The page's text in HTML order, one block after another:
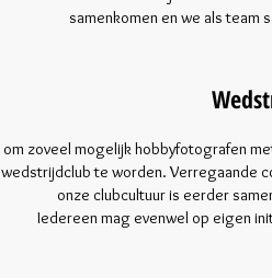
samenkomen en we als team
zoveel mogelijk hobbyfotografen
wedstrijdclub te worden. Verregaande
onze clubcultuur is eerder
Iedereen mag evenwel op eigen